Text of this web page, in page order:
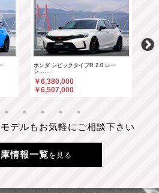
ホンダ シビックタイプR 2.0 レー
シ……
￥6,380,000
￥6,507,000
デルもお気軽にご相談下さい
情報一覧を見る